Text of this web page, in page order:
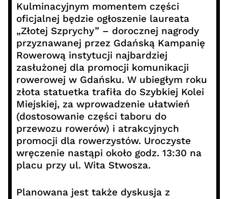
Kulminacyjnym momentem części
oficjalnej będzie ogłoszenie laureata
„Złotej Szprychy” – dorocznej nagrody
przyznawanej przez Gdańską Kampanię
Rowerową instytucji najbardziej
zasłużonej dla promocji komunikacji
rowerowej w Gdańsku. W ubiegłym roku
złota statuetka trafiła do Szybkiej Kolei
Miejskiej, za wprowadzenie ułatwień
(dostosowanie części taboru do
przewozu rowerów) i atrakcyjnych
promocji dla rowerzystów. Uroczyste
wręczenie nastąpi około godz. 13:30 na
placu przy ul. Wita Stwosza.
Planowana jest także dyskusja z